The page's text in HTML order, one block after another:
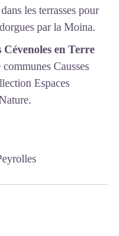
les terrasses pour
par la Moina.
Cévenoles en Terre
Causses
Espaces